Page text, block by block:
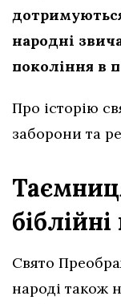
народні
покоління в
Про історію
заборони та
Свято
народі також